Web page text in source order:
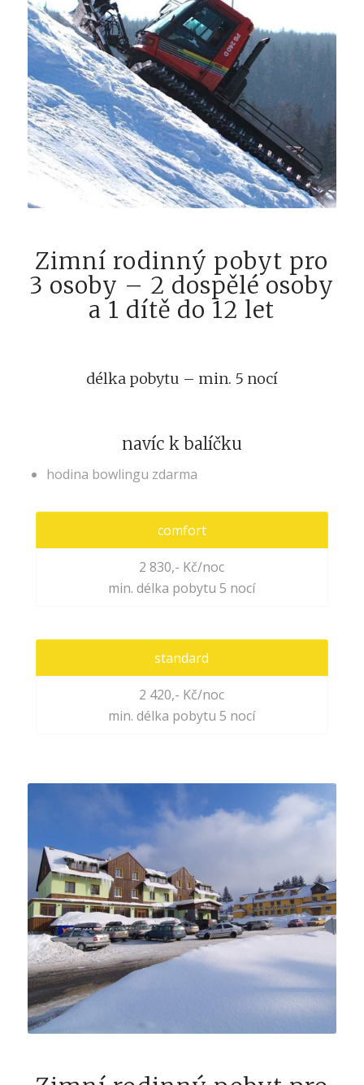
Zimní rodinný pobyt pro
3 osoby – 2 dospělé osoby
a 1 dítě do 12 let
délka pobytu – min. 5 nocí
navíc k balíčku
hodina bowlingu zdarma
comfort
2 830,- Kč/noc
min. délka pobytu 5 nocí
standard
2 420,- Kč/noc
min. délka pobytu 5 nocí